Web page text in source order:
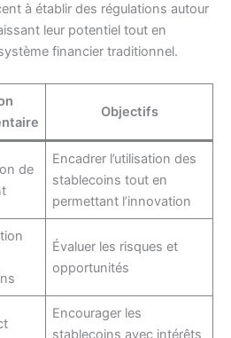
à établir des régulations autour
leur potentiel tout en
financier traditionnel.
Objectifs
de
Encadrer l’utilisation des
stablecoins tout en
permettant l’innovation
Évaluer les risques et
opportunités
Encourager les
stablecoins avec intérêts